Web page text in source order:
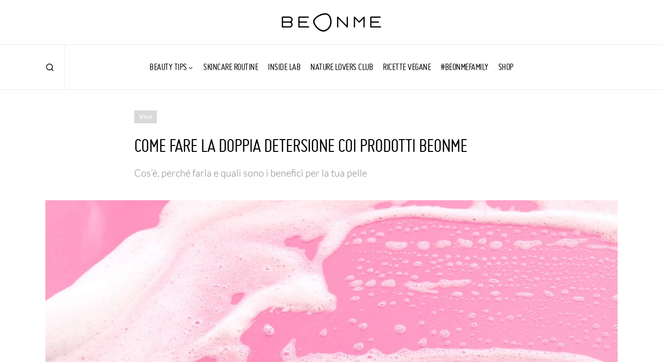
BEAUTY TIPS SKINCARE ROUTINE INSIDE LAB NATURE LOVERS CLUB RICETTE VEGANE #BEONMEFAMILY SHOP
Viso
COME FARE LA DOPPIA DETERSIONE COI PRODOTTI BEONME
Cos’è, perché farla e quali sono i benefici per la tua pelle